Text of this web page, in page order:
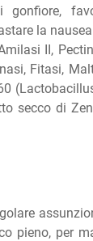
la
II,
Fitasi,
secco di
pieno, per